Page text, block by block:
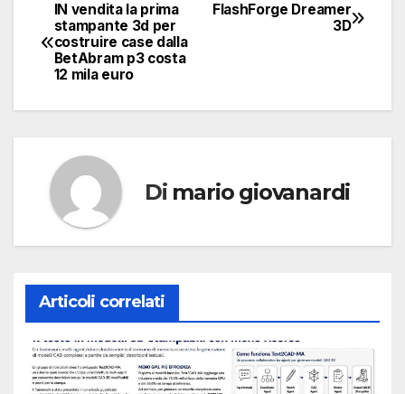
Navigazione
articoli
FlashForge Dreamer
3D
IN vendita la prima
stampante 3d per
costruire case dalla
BetAbram p3 costa
12 mila euro
Di mario giovanardi
Articoli correlati